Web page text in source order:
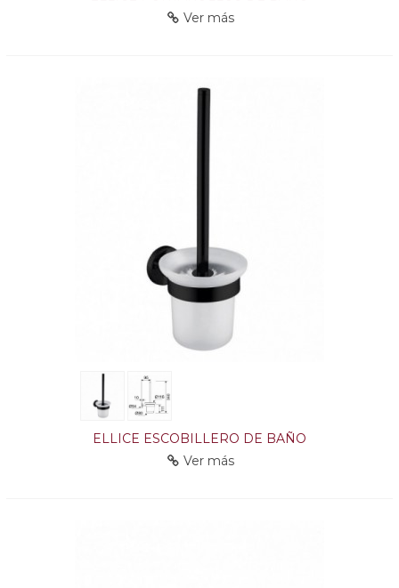
Ver más
ELLICE ESCOBILLERO DE BAÑO
Ver más